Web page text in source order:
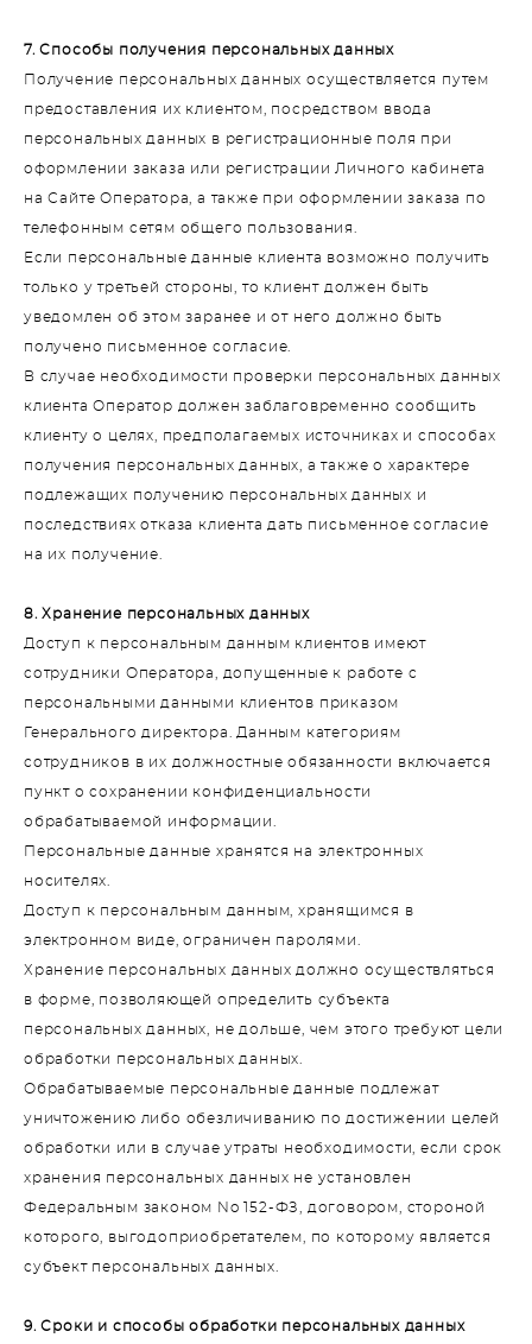
7. Способы получения персональных данных
Получение персональных данных осуществляется путем
предоставления их клиентом, посредством ввода
персональных данных в регистрационные поля при
оформлении заказа или регистрации Личного кабинета
на Сайте Оператора, а также при оформлении заказа по
телефонным сетям общего пользования.
Если персональные данные клиента возможно получить
только у третьей стороны, то клиент должен быть
уведомлен об этом заранее и от него должно быть
получено письменное согласие.
В случае необходимости проверки персональных данных
клиента Оператор должен заблаговременно сообщить
клиенту о целях, предполагаемых источниках и способах
получения персональных данных, а также о характере
подлежащих получению персональных данных и
последствиях отказа клиента дать письменное согласие
на их получение.
8. Хранение персональных данных
Доступ к персональным данным клиентов имеют
сотрудники Оператора, допущенные к работе с
персональными данными клиентов приказом
Генерального директора. Данным категориям
сотрудников в их должностные обязанности включается
пункт о сохранении конфиденциальности
обрабатываемой информации.
Персональные данные хранятся на электронных
носителях.
Доступ к персональным данным, хранящимся в
электронном виде, ограничен паролями.
Хранение персональных данных должно осуществляться
в форме, позволяющей определить субъекта
персональных данных, не дольше, чем этого требуют цели
обработки персональных данных.
Обрабатываемые персональные данные подлежат
уничтожению либо обезличиванию по достижении целей
обработки или в случае утраты необходимости, если срок
хранения персональных данных не установлен
Федеральным законом No 152-ФЗ, договором, стороной
которого, выгодоприобретателем, по которому является
субъект персональных данных.
9. Сроки и способы обработки персональных данных